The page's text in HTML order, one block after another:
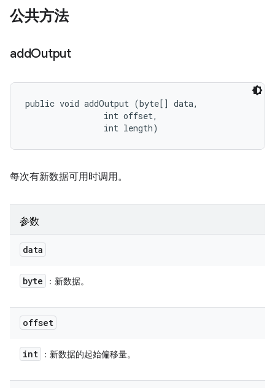
公共方法
addOutput
public void addOutput (byte[] data,
                int offset,
                int length)
每次有新数据可用时调用。
参数
data
byte ：新数据。
offset
int ：新数据的起始偏移量。